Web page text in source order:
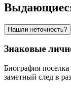
Нашли неточность?
Знаковые
Биография
заметный след в